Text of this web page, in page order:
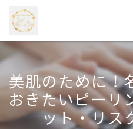
美肌のために！
おきたいピーリ
ット・リス